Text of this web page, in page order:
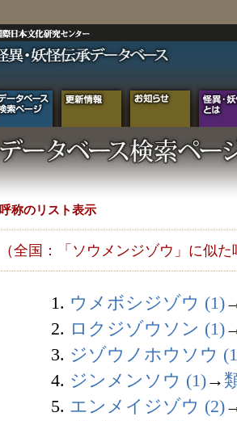
呼称のリスト表示
（全国：「ソウメンジゾウ」に似た
1. ウメボシジゾウ (1)
2. ロクジゾウソン (1)
3. ジゾウノホウソウ
4. ジンメンソウ (1)→
5. エンメイジゾウ (2)